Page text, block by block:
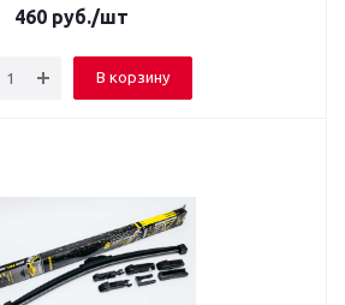
460 руб./шт
В корзину